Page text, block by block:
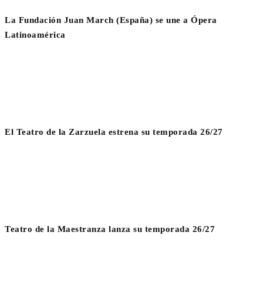
La Fundación Juan March (España) se une a Ópera
Latinoamérica
El Teatro de la Zarzuela estrena su temporada 26/27
Teatro de la Maestranza lanza su temporada 26/27